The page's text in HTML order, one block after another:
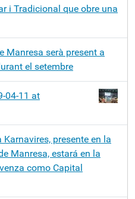
i Tradicional que obre una
Manresa serà present a
el setembre
04-11 at
presente en la
Manresa, estará en la
como Capital